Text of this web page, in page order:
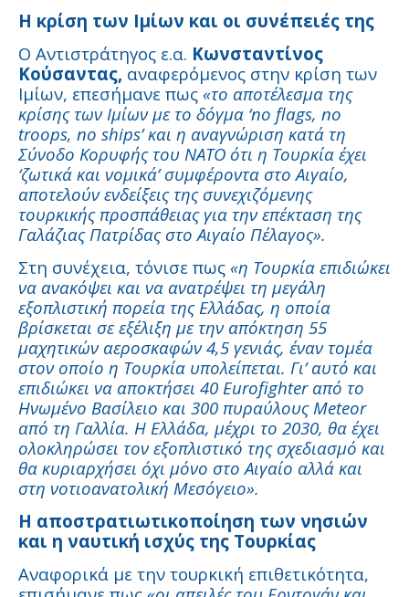
Η κρίση των Ιμίων και οι συνέπειές της
Ο Αντιστράτηγος ε.α. Κωνσταντίνος
Κούσαντας, αναφερόμενος στην κρίση των
Ιμίων, επεσήμανε πως «το αποτέλεσμα της
κρίσης των Ιμίων με το δόγμα ‘no flags, no
troops, no ships’ και η αναγνώριση κατά τη
Σύνοδο Κορυφής του ΝΑΤΟ ότι η Τουρκία έχει
‘ζωτικά και νομικά’ συμφέροντα στο Αιγαίο,
αποτελούν ενδείξεις της συνεχιζόμενης
τουρκικής προσπάθειας για την επέκταση της
Γαλάζιας Πατρίδας στο Αιγαίο Πέλαγος».
Στη συνέχεια, τόνισε πως «η Τουρκία επιδιώκει
να ανακόψει και να ανατρέψει τη μεγάλη
εξοπλιστική πορεία της Ελλάδας, η οποία
βρίσκεται σε εξέλιξη με την απόκτηση 55
μαχητικών αεροσκαφών 4,5 γενιάς, έναν τομέα
στον οποίο η Τουρκία υπολείπεται. Γι’ αυτό και
επιδιώκει να αποκτήσει 40 Eurofighter από το
Ηνωμένο Βασίλειο και 300 πυραύλους Meteor
από τη Γαλλία. Η Ελλάδα, μέχρι το 2030, θα έχει
ολοκληρώσει τον εξοπλιστικό της σχεδιασμό και
θα κυριαρχήσει όχι μόνο στο Αιγαίο αλλά και
στη νοτιοανατολική Μεσόγειο».
Η αποστρατιωτικοποίηση των νησιών
και η ναυτική ισχύς της Τουρκίας
Αναφορικά με την τουρκική επιθετικότητα,